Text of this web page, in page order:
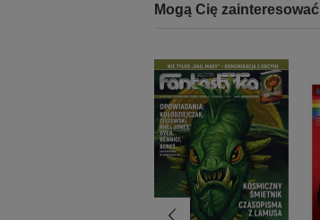
Mogą Cię zainteresować